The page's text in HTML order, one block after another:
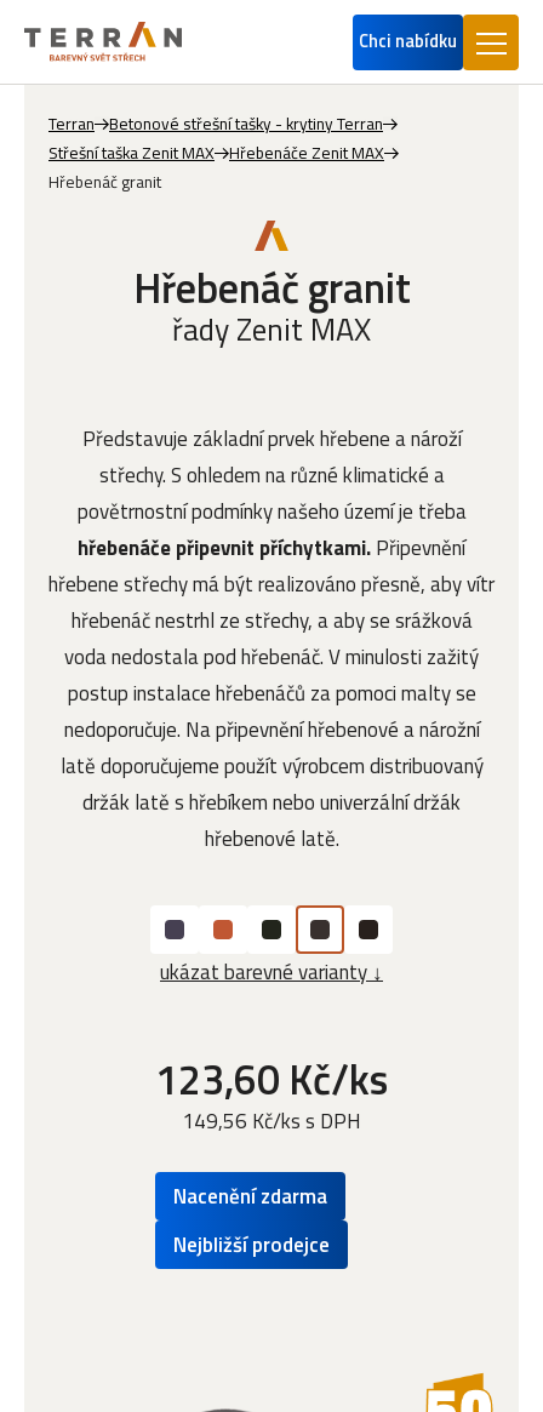
Chci nabídku
Terran
Betonové střešní tašky - krytiny Terran
Střešní taška Zenit MAX
Hřebenáče Zenit MAX
Hřebenáč granit
Hřebenáč granit
řady Zenit MAX
Představuje základní prvek hřebene a nároží
střechy. S ohledem na různé klimatické a
povětrnostní podmínky našeho území je třeba
hřebenáče připevnit příchytkami.Připevnění
hřebene střechy má být realizováno přesně, aby vítr
hřebenáč nestrhl ze střechy, a aby se srážková
voda nedostala pod hřebenáč. V minulosti zažitý
postup instalace hřebenáčů za pomoci malty se
nedoporučuje. Na připevnění hřebenové a nárožní
latě doporučujeme použít výrobcem distribuovaný
držák latě s hřebíkem nebo univerzální držák
hřebenové latě.
ukázat barevné varianty ↓
123,60 Kč/ks
149,56 Kč/ks s DPH
Nacenění zdarma
Nejbližší prodejce